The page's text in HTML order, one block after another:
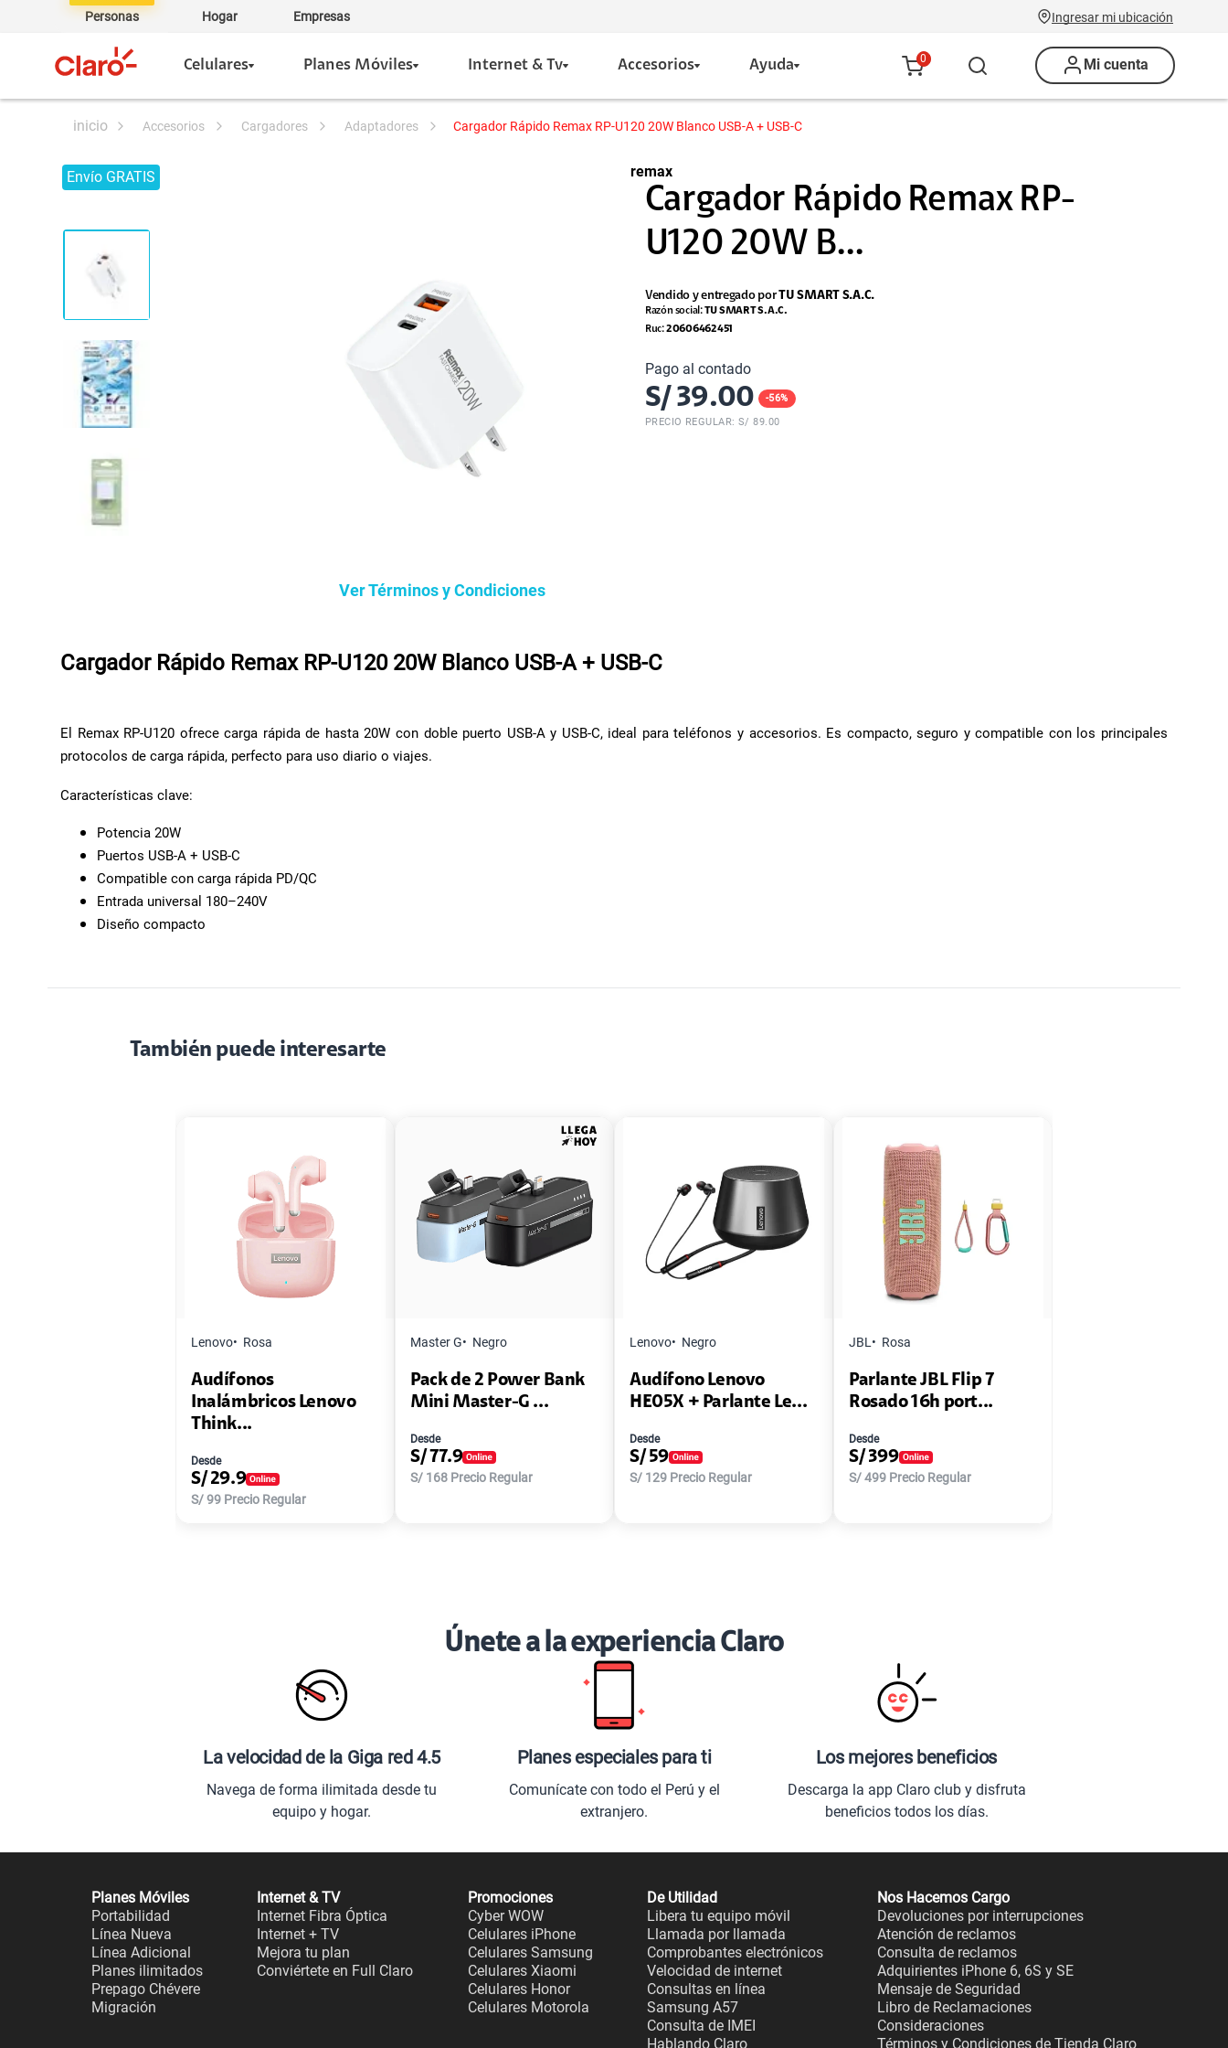
Personas Hogar Empresas Ingresar mi ubicación
Celulares Planes Móviles Internet & Tv Accesorios Ayuda 0 Mi cuenta
accesorios cargadores adaptadores Cargador Rápido Remax RP-U120 20W Blanco USB-A + USB-C
Envío GRATIS
Ver Términos y Condiciones
remax
Cargador Rápido Remax RP-
U120 20W B...
Vendido y entregado por TU SMART S.A.C.
Razón social:TU SMART S.A.C.
Ruc:20606462451
Pago al contado
S/ 39.00 -56%
PRECIO REGULAR: S/89.00
Cargador Rápido Remax RP-U120 20W Blanco USB-A + USB-C
El Remax RP-U120 ofrece carga rápida de hasta 20W con doble puerto USB-A y USB-C, ideal para teléfonos y accesorios. Es compacto, seguro y compatible con los principales
protocolos de carga rápida, perfecto para uso diario o viajes.
Características clave:
Potencia 20W
Puertos USB-A + USB-C
Compatible con carga rápida PD/QC
Entrada universal 180–240V
Diseño compacto
También puede interesarte
Lenovo Rosa
Audífonos
Inalámbricos Lenovo
Think...
Desde
S/ 29.9
S/99 Precio Regular
Master G Negro
Pack de 2 Power Bank
Mini Master-G ...
Desde
S/77.9
S/ 168 Precio Regular
Lenovo Negro
Audífono Lenovo
HE05X + Parlante Le...
Desde
S/ 59
S/ 129 Precio Regular
JBL Rosa
Parlante JBL Flip 7
Rosado 16h port...
Desde
S/ 399
S/499 Precio Regular
Únete a la experiencia Claro
La velocidad de la Giga red 4.5
Navega de forma ilimitada desde tu
equipo y hogar.
Planes especiales para ti
Comunícate con todo el Perú y el
extranjero.
Los mejores beneficios
Descarga la app Claro club y disfruta
beneficios todos los días.
Planes Móviles
Portabilidad
Línea Nueva
Línea Adicional
Planes ilimitados
Prepago Chévere
Migración
Internet & TV
Internet Fibra Óptica
Internet + TV
Mejora tu plan
Conviértete en Full Claro
Promociones
Cyber WOW
Celulares iPhone
Celulares Samsung
Celulares Xiaomi
Celulares Honor
Celulares Motorola
De Utilidad
Libera tu equipo móvil
Llamada por llamada
Comprobantes electrónicos
Velocidad de internet
Consultas en línea
Samsung A57
Consulta de IMEI
Hablando Claro
Nos Hacemos Cargo
Devoluciones por interrupciones
Atención de reclamos
Consulta de reclamos
Adquirientes iPhone 6, 6S y SE
Mensaje de Seguridad
Libro de Reclamaciones
Consideraciones
Términos y Condiciones de Tienda Claro